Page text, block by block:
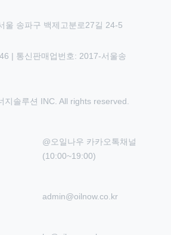
울 송파구 백제고분로27길 24-5
| 통신판매업번호: 2017-서울송
지솔루션 INC. All rights reserved.
@오일나우 카카오톡채널
(10:00~19:00)
admin@oilnow.co.kr